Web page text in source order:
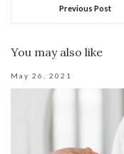
Previous Post
You may also like
May 26, 2021